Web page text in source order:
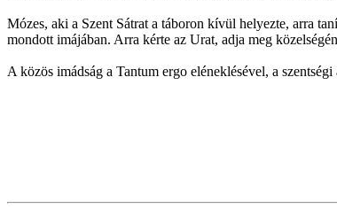
Mózes, aki a Szent Sátrat a táboron kívül helyezte, arra
mondott imájában. Arra kérte az Urat, adja meg
A közös imádság a Tantum ergo eléneklésével, a